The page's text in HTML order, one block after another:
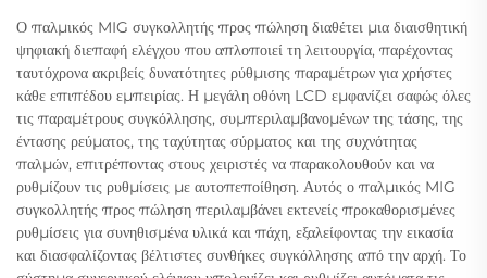
Ο παλμικός MIG συγκολλητής προς πώληση διαθέτει μια διαισθητική
ψηφιακή διεπαφή ελέγχου που απλοποιεί τη λειτουργία, παρέχοντας
ταυτόχρονα ακριβείς δυνατότητες ρύθμισης παραμέτρων για χρήστες
κάθε επιπέδου εμπειρίας. Η μεγάλη οθόνη LCD εμφανίζει σαφώς όλες
τις παραμέτρους συγκόλλησης, συμπεριλαμβανομένων της τάσης, της
έντασης ρεύματος, της ταχύτητας σύρματος και της συχνότητας
παλμών, επιτρέποντας στους χειριστές να παρακολουθούν και να
ρυθμίζουν τις ρυθμίσεις με αυτοπεποίθηση. Αυτός ο παλμικός MIG
συγκολλητής προς πώληση περιλαμβάνει εκτενείς προκαθορισμένες
ρυθμίσεις για συνηθισμένα υλικά και πάχη, εξαλείφοντας την εικασία
και διασφαλίζοντας βέλτιστες συνθήκες συγκόλλησης από την αρχή. Το